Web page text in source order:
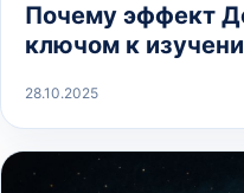
Почему эффект
ключом к
28.10.2025